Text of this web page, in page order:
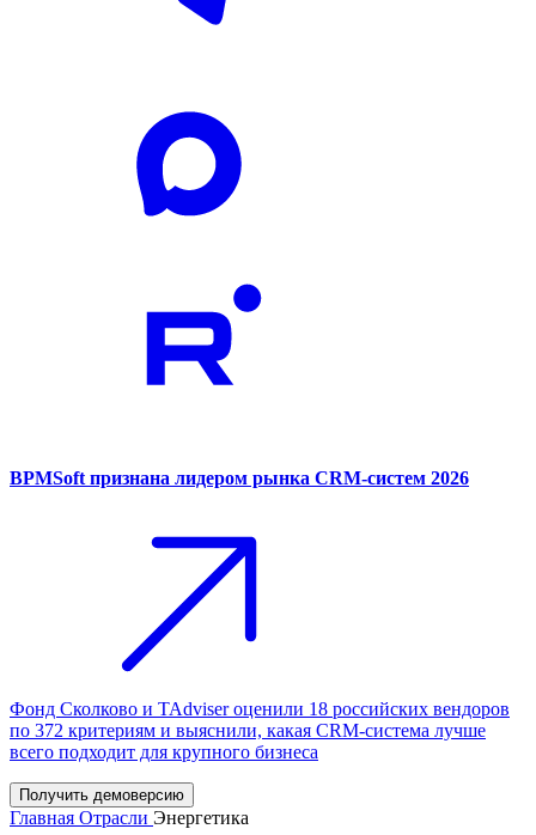
BPMSoft признана лидером рынка CRM-систем 2026
Фонд Сколково и TAdviser оценили 18 российских вендоров
по 372 критериям и выяснили, какая CRM-система лучше
всего подходит для крупного бизнеса
Получить демоверсию
Главная Отрасли Энергетика